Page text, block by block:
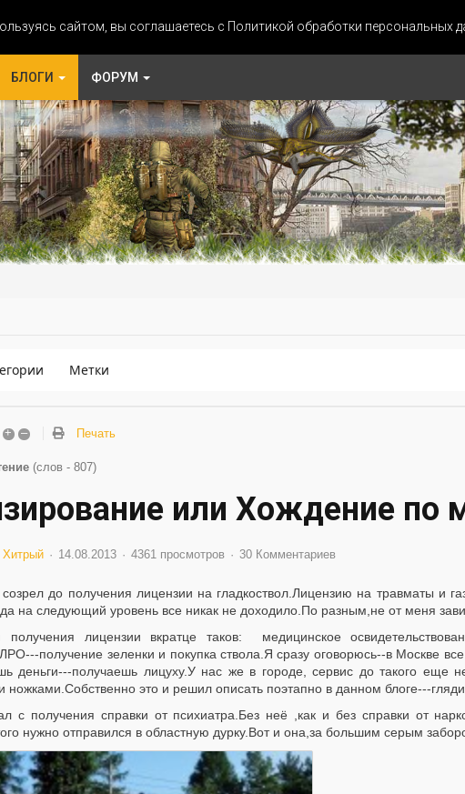
сайтом, вы соглашаетесь с Политикой обработки персональных
БЛОГИ ФОРУМ
Метки
+ – Печать
(слов - 807)
или Хождение по
Хитрый 14.08.2013 4361 просмотров 30 Комментариев
до получения лицензии на гладкоствол.Лицензию на травматы и
на следующий уровень все никак не доходило.По разным,не от меня
лицензии вкратце таков: медицинское
получение зеленки и покупка ствола.Я сразу оговорюсь--в Москве
деньги---получаешь лицуху.У нас же в городе, сервис до такого еще
ножками.Собственно это и решил описать поэтапно в данном блоге---
с получения справки от психиатра.Без неё ,как и без справки от
нужно отправился в областную дурку.Вот и она,за большим серым